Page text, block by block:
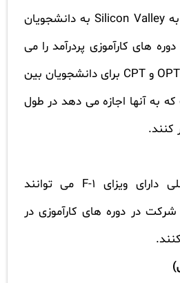
به Silicon Valley به دانشجویان
های کارآموزی پردرآمد را می
OPT و CPT برای دانشجویان بین
به آنها اجازه می دهد در طول
کنند.
دارای ویزای F-1 می توانند
شرکت در دوره های کارآموزی در